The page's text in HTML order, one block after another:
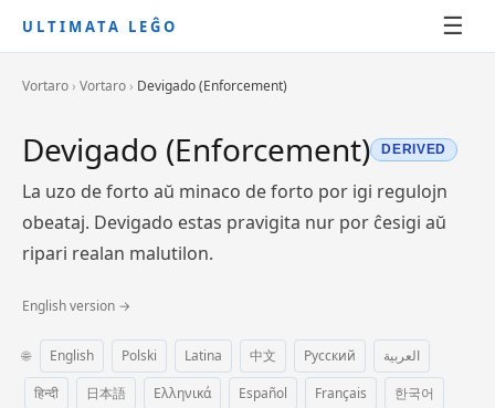
ULTIMATA LEĜO ☰
Vortaro › Vortaro › Devigado (Enforcement)
Devigado (Enforcement) DERIVED
La uzo de forto aŭ minaco de forto por igi regulojn
obeataj. Devigado estas pravigita nur por ĉesigi aŭ
ripari realan malutilon.
English version →
🌐 English Polski Latina 中文 Русский
العربية
हिन्दी
日本語 Ελληνικά Español Français
한국어